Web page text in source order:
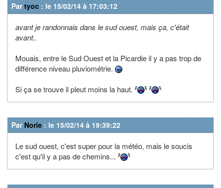
Partyoc : le 15/02/14 à 17:03:12
avant je randonnais dans le sud ouest, mais ça, c'était
avant..
Mouais, entre le Sud Ouest et la Picardie il y a pas trop de
différence niveau pluviométrie.
Si ça se trouve il pleut moins la haut.
Par Norie : le 15/02/14 à 19:39:22
Le sud ouest, c'est super pour la météo, mais le soucis
c'est qu'il y a pas de chemins...